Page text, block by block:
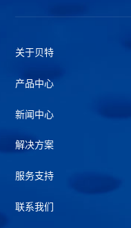
关于贝特
产品中心
新闻中心
解决方案
服务支持
联系我们